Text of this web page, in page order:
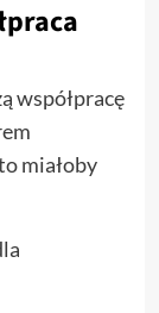
współpracę
miałoby